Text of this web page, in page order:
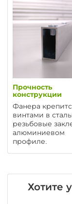
Прочность
конструкции
Фанера
винтами в
резьбовые
алюминиевом
профиле.
Хотите